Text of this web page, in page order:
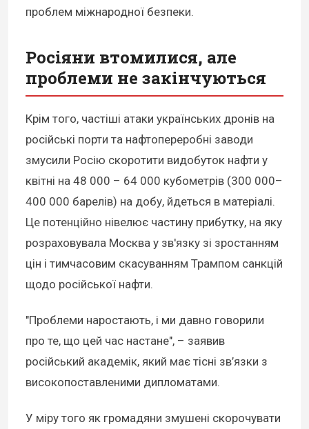
проблем міжнародної безпеки.
Росіяни втомилися, але
проблеми не закінчуються
Крім того, частіші атаки українських дронів на
російські порти та нафтопереробні заводи
змусили Росію скоротити видобуток нафти у
квітні на 48 000 – 64 000 кубометрів (300 000–
400 000 барелів) на добу, йдеться в матеріалі.
Це потенційно нівелює частину прибутку, на яку
розраховувала Москва у зв'язку зі зростанням
цін і тимчасовим скасуванням Трампом санкцій
щодо російської нафти.
"Проблеми наростають, і ми давно говорили
про те, що цей час настане", – заявив
російський академік, який має тісні зв’язки з
високопоставленими дипломатами.
У міру того як громадяни змушені скорочувати